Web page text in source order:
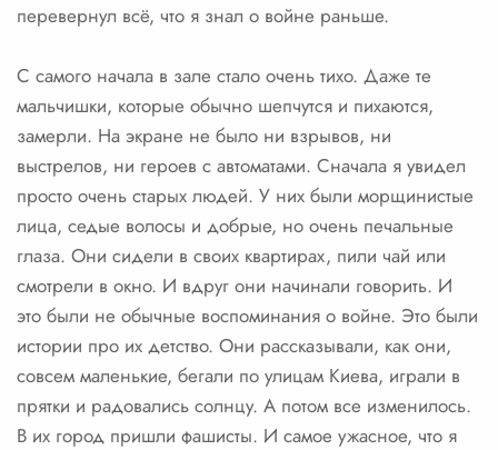
перевернул всё, что я знал о войне раньше.
С самого начала в зале стало очень тихо. Даже те
мальчишки, которые обычно шепчутся и пихаются,
замерли. На экране не было ни взрывов, ни
выстрелов, ни героев с автоматами. Сначала я увидел
просто очень старых людей. У них были морщинистые
лица, седые волосы и добрые, но очень печальные
глаза. Они сидели в своих квартирах, пили чай или
смотрели в окно. И вдруг они начинали говорить. И
это были не обычные воспоминания о войне. Это были
истории про их детство. Они рассказывали, как они,
совсем маленькие, бегали по улицам Киева, играли в
прятки и радовались солнцу. А потом все изменилось.
В их город пришли фашисты. И самое ужасное, что я